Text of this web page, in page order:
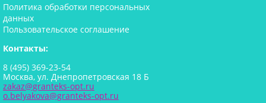
Политика обработки персональных
данных
Пользовательское соглашение
Контакты:
8 (495) 369-23-54
Москва, ул. Днепропетровская 18 Б
zakaz@granteks-opt.ru
o.belyakova@granteks-opt.ru